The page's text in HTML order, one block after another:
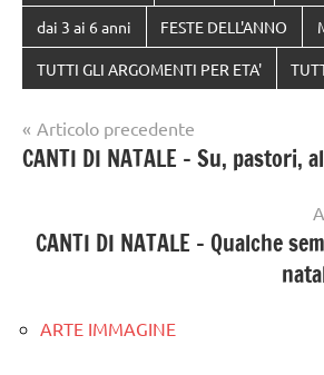
dai 3 ai 6 anni FESTE DELL'ANNO
TUTTI GLI ARGOMENTI PER ETA'
Navigazione
articoli
Articolo precedente
CANTI DI NATALE – Su, pastori,
CANTI DI NATALE – Qualche
ARTE IMMAGINE